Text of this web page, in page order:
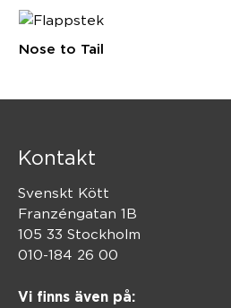
Nose to Tail
Kontakt
Svenskt Kött
Franzéngatan 1B
105 33 Stockholm
010-184 26 00
Vi finns även på: